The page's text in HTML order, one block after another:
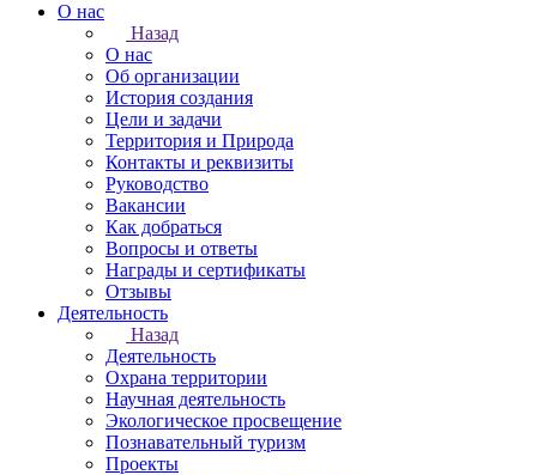
О нас
Назад
О нас
Об организации
История создания
Цели и задачи
Территория и Природа
Контакты и реквизиты
Руководство
Вакансии
Как добраться
Вопросы и ответы
Награды и сертификаты
Отзывы
Деятельность
Назад
Деятельность
Охрана территории
Научная деятельность
Экологическое просвещение
Познавательный туризм
Проекты